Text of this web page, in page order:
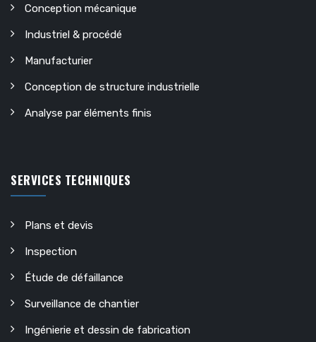
Conception mécanique
Industriel & procédé
Manufacturier
Conception de structure industrielle
Analyse par éléments finis
SERVICES TECHNIQUES
Plans et devis
Inspection
Étude de défaillance
Surveillance de chantier
Ingénierie et dessin de fabrication